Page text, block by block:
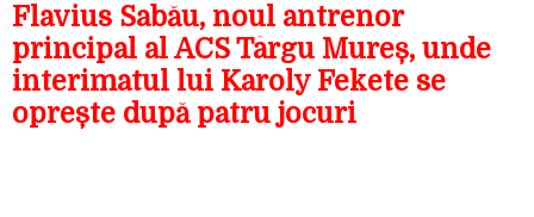
Flavius Sabău, noul antrenor
principal al ACS Târgu Mureș, unde
interimatul lui Karoly Fekete se
oprește după patru jocuri